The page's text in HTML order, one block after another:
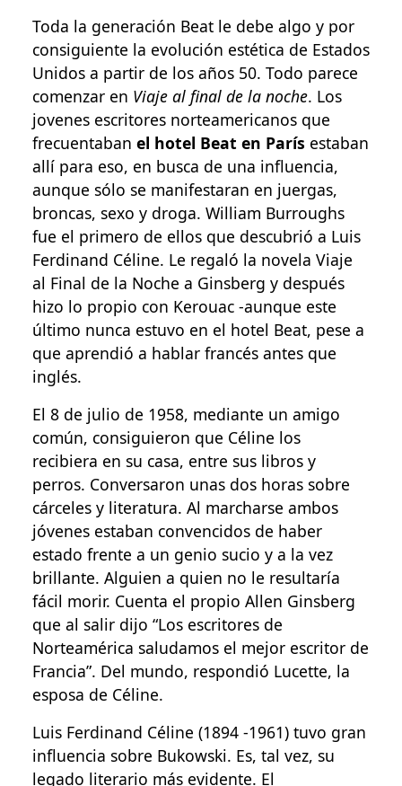
Toda la generación Beat le debe algo y por
consiguiente la evolución estética de Estados
Unidos a partir de los años 50. Todo parece
comenzar en Viaje al final de la noche. Los
jovenes escritores norteamericanos que
frecuentaban el hotel Beat en París estaban
allí para eso, en busca de una influencia,
aunque sólo se manifestaran en juergas,
broncas, sexo y droga. William Burroughs
fue el primero de ellos que descubrió a Luis
Ferdinand Céline. Le regaló la novela Viaje
al Final de la Noche a Ginsberg y después
hizo lo propio con Kerouac -aunque este
último nunca estuvo en el hotel Beat, pese a
que aprendió a hablar francés antes que
inglés.
El 8 de julio de 1958, mediante un amigo
común, consiguieron que Céline los
recibiera en su casa, entre sus libros y
perros. Conversaron unas dos horas sobre
cárceles y literatura. Al marcharse ambos
jóvenes estaban convencidos de haber
estado frente a un genio sucio y a la vez
brillante. Alguien a quien no le resultaría
fácil morir. Cuenta el propio Allen Ginsberg
que al salir dijo “Los escritores de
Norteamérica saludamos el mejor escritor de
Francia”. Del mundo, respondió Lucette, la
esposa de Céline.
Luis Ferdinand Céline (1894 -1961) tuvo gran
influencia sobre Bukowski. Es, tal vez, su
legado literario más evidente. El